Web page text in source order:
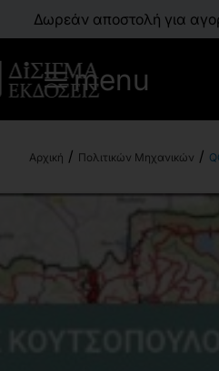
Δωρεάν αποστολή για
menu
Πολιτικών Μηχανικών